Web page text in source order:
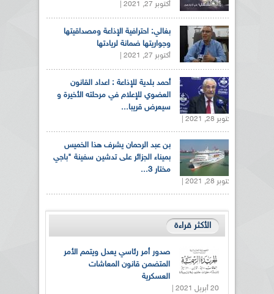
أكتوبر 27, 2021 |
بغالي: احترافية الإذاعة ومصداقيتها
وجواريتها ضمانة لريادتها
أكتوبر 27, 2021 |
أحمد بلدية للإذاعة : اعداد القانون
العضوي للإعلام في مرحلته الأخيرة و
سيعرض قريبا...
أكتوبر 28, 2021 |
بن عبد الرحمان يشرف هذا الخميس
بميناء الجزائر على تدشين سفينة "باجي
مختار 3...
أكتوبر 28, 2021 |
الأكثر قراءة
صدور أمر رئاسي يعدل ويتمم الأمر
المتضمن قانون المعاشات
العسكرية
20 أبريل 2021 |